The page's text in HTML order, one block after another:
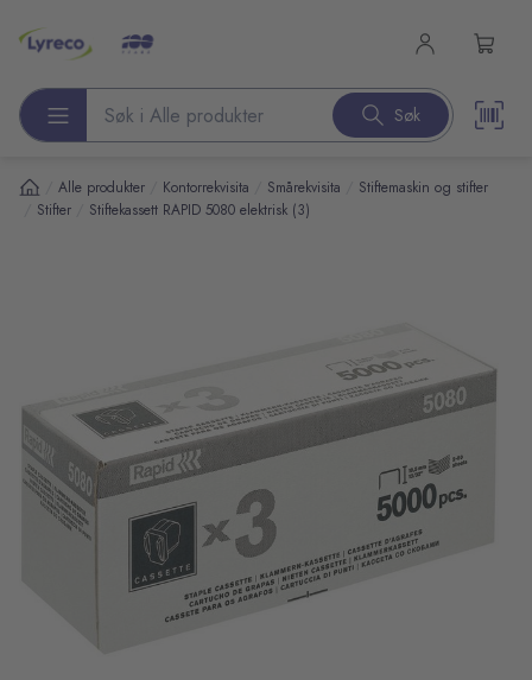
Søk etter produkter Søk
Alle produkter Kontorrekvisita Smårekvisita Stiftemaskin og stifter
Stifter Stiftekassett RAPID 5080 elektrisk (3)